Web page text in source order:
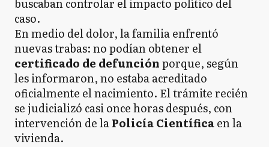
buscaban controlar el impacto político del
caso.
En medio del dolor, la familia enfrentó
nuevas trabas: no podían obtener el
certificado de defunciónporque, según
les informaron, no estaba acreditado
oficialmente el nacimiento. El trámite recién
se judicializó casi once horas después, con
intervención de laPolicía Científicaen la
vivienda.